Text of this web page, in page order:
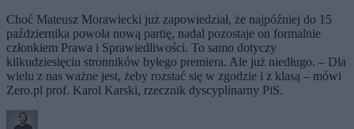
Choć Mateusz Morawiecki już zapowiedział, że najpóźniej do 15
października powoła nową partię, nadal pozostaje on formalnie
członkiem Prawa i Sprawiedliwości. To samo dotyczy
kilkudziesięciu stronników byłego premiera. Ale już niedługo. – Dla
wielu z nas ważne jest, żeby rozstać się w zgodzie i z klasą – mówi
Zero.pl prof. Karol Karski, rzecznik dyscyplinarny PiS.